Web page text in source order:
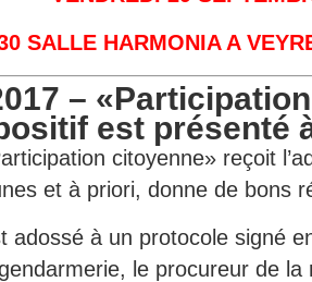
SALLE HARMONIA A
–
est présenté
citoyenne» reçoit
et à priori, donne de bons
adossé à un protocole signé
le procureur de la